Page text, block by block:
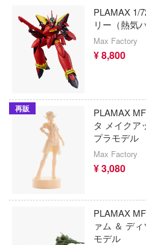
PLAMAX 1/
リー（熱気
Max Factory
¥ 8,800
再販
PLAMAX
タ メイクア
プラモデル
Max Factory
¥ 3,080
PLAMAX
ァム ＆ デ
モデル
装甲騎
その着
ダーリ
タイム
ダンガ
ダンダ
盾の勇
エコ
エア
エデ
AMK(
ATS-
X-
AML(
Daylight (デッド バイ デイライト)
・ライブ
グレンラガン
る (とらぶる)
ウェーブ